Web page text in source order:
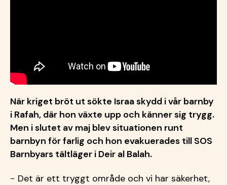
När kriget bröt ut sökte Israa skydd i vår barnby
i Rafah, där hon växte upp och känner sig trygg.
Men i slutet av maj blev situationen runt
barnbyn för farlig och hon evakuerades till SOS
Barnbyars tältläger i Deir al Balah.
− Det är ett tryggt område och vi har säkerhet,